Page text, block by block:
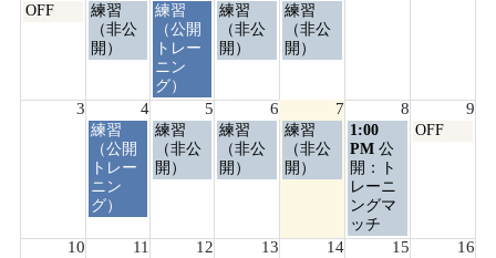
月
27th
OFF
火
曜
日,
28th
2026
練習
（非公
開）
水
曜
日,
7
月
29th
2026
練習
（公開
トレー
ニン
グ）
木
曜
日,
30th
2026
練習
（非公
開）
金
曜
日,
31st
2026
練習
（非公
開）
3 4 5 6 7 8 9
火
曜
日,
8
月
2026
練習
（公開
トレー
ニン
グ）
水
曜
日,
2026
練習
（非公
開）
木
曜
日,
2026
練習
（非公
開）
金
曜
日,
2026
練習
（非公
開）
土
曜
日,
8
月
8th
2026
1:00
PM 公
開：ト
レーニ
ングマ
ッチ
日
2026
OFF
10 11 12 13 14 15 16